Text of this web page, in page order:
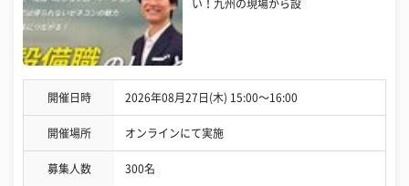
い！九州の現場から設
開催日時 2026年08月27日(木) 15:00〜16:00
開催場所 オンラインにて実施
募集人数 300名